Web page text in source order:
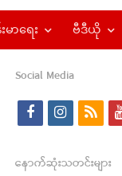
မာရေး ဗီဒီယို
Social Media
f
c
i
s
r
s
နောက်ဆုံးသတင်းများ